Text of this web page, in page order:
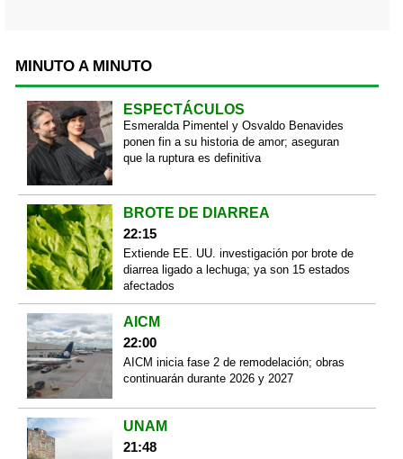
MINUTO A MINUTO
ESPECTÁCULOS
Esmeralda Pimentel y Osvaldo Benavides
ponen fin a su historia de amor; aseguran
que la ruptura es definitiva
BROTE DE DIARREA
22:15
Extiende EE. UU. investigación por brote de
diarrea ligado a lechuga; ya son 15 estados
afectados
AICM
22:00
AICM inicia fase 2 de remodelación; obras
continuarán durante 2026 y 2027
UNAM
21:48